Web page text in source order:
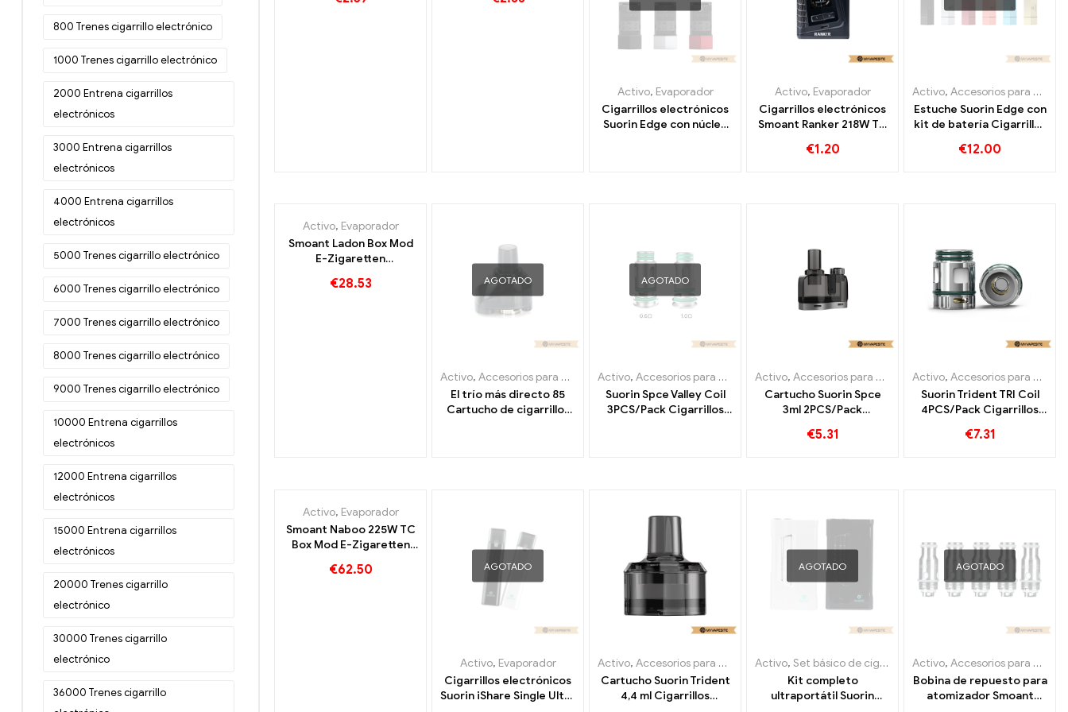
electrónicos al por
Cigarrillos electrónicos
Activo, Evaporador
Cigarrillos electrónicos
Suorin Edge con núcleo
Activo, Evaporador
Cigarrillos electrónicos
Smoant Ranker 218W TC
personalizados
€1.20
Activo, Accesorios para cigarrillos electrónicos
Estuche Suorin Edge con
kit de batería Cigarrillos
al por mayor 丨
€12.00
Activo, Evaporador
Smoant Ladon Box Mod
E-Zigaretten
Personalizado
€28.53 AGOTADO
Activo, Accesorios para cigarrillos electrónicos ,Evaporador
El trío más directo 85
Cartucho de cigarrillos
AGOTADO
Activo, Accesorios para cigarrillos electrónicos ,Evaporador
Suorin Spce Valley Coil
3PCS/Pack Cigarrillos
Activo, Accesorios para cigarrillos electrónicos ,Evaporador
Cartucho Suorin Spce
3ml 2PCS/Pack
al por mayor 丨
€5.31
Activo, Accesorios para cigarrillos electrónicos
Suorin Trident TRI Coil
4PCS/Pack Cigarrillos
mayor 丨Personalizado
€7.31
Activo, Evaporador
Smoant Naboo 225W TC
Box Mod E-Zigaretten
Personalizado
€62.50 AGOTADO
Activo, Evaporador
Cigarrillos electrónicos
Suorin iShare Single Ultra
Activo, Accesorios para cigarrillos electrónicos ,Evaporador
Cartucho Suorin Trident
4,4 ml Cigarrillos
AGOTADO
Activo, Set básico de cigarrillos electrónicos ,Evaporador
Kit completo
ultraportátil Suorin
AGOTADO
Activo, Accesorios para cigarrillos electrónicos
Bobina de repuesto para
atomizador Smoant
800 Trenes cigarrillo electrónico
1000 Trenes cigarrillo electrónico
2000 Entrena cigarrillos
electrónicos
3000 Entrena cigarrillos
electrónicos
4000 Entrena cigarrillos
electrónicos
5000 Trenes cigarrillo electrónico
6000 Trenes cigarrillo electrónico
7000 Trenes cigarrillo electrónico
8000 Trenes cigarrillo electrónico
9000 Trenes cigarrillo electrónico
10000 Entrena cigarrillos
electrónicos
12000 Entrena cigarrillos
electrónicos
15000 Entrena cigarrillos
electrónicos
20000 Trenes cigarrillo
electrónico
30000 Trenes cigarrillo
electrónico
36000 Trenes cigarrillo